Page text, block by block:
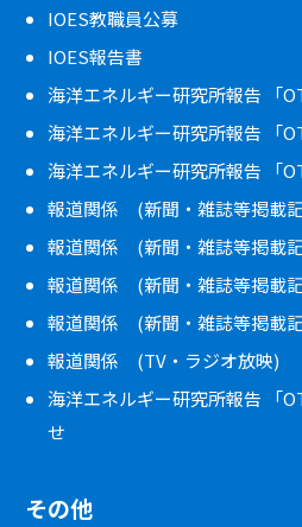
IOES教職員公募
IOES報告書
海洋エネルギー研究所報告 「
海洋エネルギー研究所報告 「
海洋エネルギー研究所報告 「
報道関係 (新聞・雑誌等掲載
報道関係 (新聞・雑誌等掲載
報道関係 (新聞・雑誌等掲載
報道関係 (新聞・雑誌等掲載
報道関係 (TV・ラジオ放映)
海洋エネルギー研究所報告 「
せ
その他